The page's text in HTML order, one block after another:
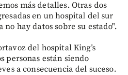
más detalles. Otras dos
en un hospital del sur
hay datos sobre su estado".
del hospital King's
personas están siendo
a consecuencia del suceso.